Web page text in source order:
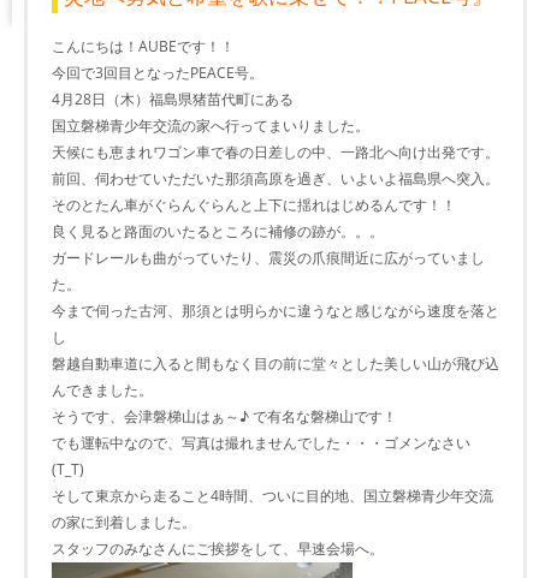
こんにちは！AUBEです！！
今回で3回目となったPEACE号。
4月28日（木）福島県猪苗代町にある
国立磐梯青少年交流の家へ行ってまいりました。
天候にも恵まれワゴン車で春の日差しの中、一路北へ向け出発です。
前回、伺わせていただいた那須高原を過ぎ、いよいよ福島県へ突入。
そのとたん車がぐらんぐらんと上下に揺れはじめるんです！！
良く見ると路面のいたるところに補修の跡が。。。
ガードレールも曲がっていたり、震災の爪痕間近に広がっていまし
た。
今まで伺った古河、那須とは明らかに違うなと感じながら速度を落と
し
磐越自動車道に入ると間もなく目の前に堂々とした美しい山が飛び込
んできました。
そうです、会津磐梯山はぁ～♪ で有名な磐梯山です！
でも運転中なので、写真は撮れませんでした・・・ゴメンなさい
(T_T)
そして東京から走ること4時間、ついに目的地、国立磐梯青少年交流
の家に到着しました。
スタッフのみなさんにご挨拶をして、早速会場へ。